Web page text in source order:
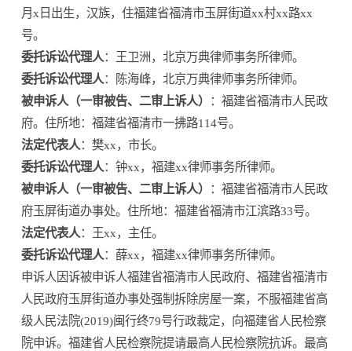
月x日出生，汉族，住福建省福清市玉屏街道xx村xx路xx
号。
委托诉讼代理人：王卫洲，北京万典律师事务所律师。
委托诉讼代理人：陈海峰，北京万典律师事务所律师。
被申诉人（一审被告、二审上诉人）
：福建省福清市人民政
府。住所地：福建省福清市一拂路114号。
法定代表人：樊xx，市长。
委托诉讼代理人：钟xx，福建xx律师事务所律师。
被申诉人（一审被告、二审上诉人）
：福建省福清市人民政
府玉屏街道办事处。住所地：福建省福清市江滨路33号。
法定代表人：王xx，主任。
委托诉讼代理人：薛xx，福建xx律师事务所律师。
申诉人因诉被申诉人福建省福清市人民政府、福建省福清市
人民政府玉屏街道办事处强制拆除房屋一案，不服福建省高
级人民法院(2019)闽行终79号行政裁定，向福建省人民检察
院申诉。福建省人民检察院提请最高人民检察院抗诉。最高